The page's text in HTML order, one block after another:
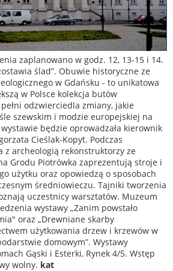
zaplanowano w godz. 12, 13-15 i 14.
ślad”. Obuwie historyczne ze
w Gdańsku - to unikatowa
w Polsce kolekcja butów
odzwierciedla zmiany, jakie
szewskim i modzie europejskiej na
będzie oprowadzała kierownik
Cieślak-Kopyt. Podczas
z archeologią rekonstruktorzy ze
Grodu Piotrówka zaprezentują stroje i
użytku oraz opowiedzą o sposobach
średniowieczu. Tajniki tworzenia
uczestnicy warsztatów. Muzeum
wystawy „Zanim powstało
oraz „Drewniane skarby
użytkowania drzew i krzewów w
domowym”. Wystawy
Gąski i Esterki, Rynek 4/5. Wstęp
wolny. kat